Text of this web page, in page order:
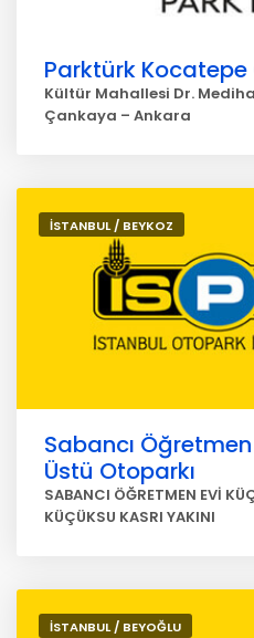
Parktürk Kocatepe
Kültür Mahallesi Dr.
Çankaya – Ankara
İSTANBUL / BEYKOZ
Sabancı
Üstü Otoparkı
SABANCI ÖĞRETMEN EVİ
KÜÇÜKSU KASRI YAKINI
İSTANBUL / BEYOĞLU